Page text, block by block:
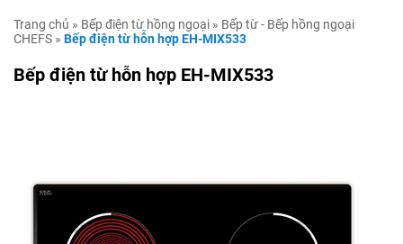
Trang chủ » Bếp điện từ hồng ngoại » Bếp từ - Bếp hồng ngoại
CHEFS » Bếp điện từ hỗn hợp EH-MIX533
Bếp điện từ hỗn hợp EH-MIX533